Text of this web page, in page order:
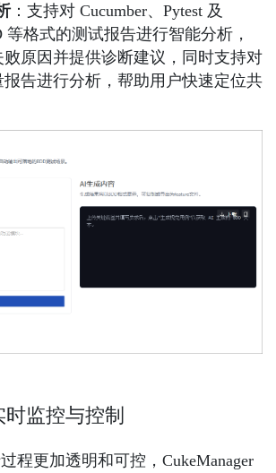
：支持对 Cucumber、Pytest 及
等格式的测试报告进行智能分析，
败原因并提供诊断建议，同时支持对
报告进行分析，帮助用户快速定位共
监控与控制
程更加透明和可控，CukeManager